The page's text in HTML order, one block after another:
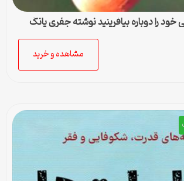
خود را دوباره بیافرینید نوشته جفری یانگ
مشاهده و خرید